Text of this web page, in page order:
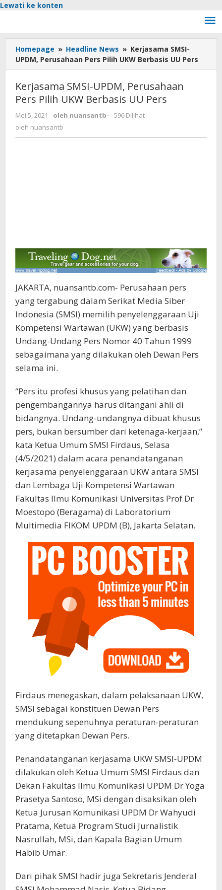
Lewati ke konten
Homepage » Headline News » Kerjasama SMSI-
UPDM, Perusahaan Pers Pilih UKW Berbasis UU Pers
Kerjasama SMSI-UPDM, Perusahaan
Pers Pilih UKW Berbasis UU Pers
Mei 5, 2021 oleh nuansantb-
596 Dilihat
oleh nuansantb
JAKARTA, nuansantb.com- Perusahaan pers
yang tergabung dalam Serikat Media Siber
Indonesia (SMSI) memilih penyelenggaraan Uji
Kompetensi Wartawan (UKW) yang berbasis
Undang-Undang Pers Nomor 40 Tahun 1999
sebagaimana yang dilakukan oleh Dewan Pers
selama ini.
“Pers itu profesi khusus yang pelatihan dan
pengembangannya harus ditangani ahli di
bidangnya. Undang-undangnya dibuat khusus
pers, bukan bersumber dari ketenaga-kerjaan,”
kata Ketua Umum SMSI Firdaus, Selasa
(4/5/2021) dalam acara penandatanganan
kerjasama penyelenggaraan UKW antara SMSI
dan Lembaga Uji Kompetensi Wartawan
Fakultas Ilmu Komunikasi Universitas Prof Dr
Moestopo (Beragama) di Laboratorium
Multimedia FIKOM UPDM (B), Jakarta Selatan.
Firdaus menegaskan, dalam pelaksanaan UKW,
SMSI sebagai konstituen Dewan Pers
mendukung sepenuhnya peraturan-peraturan
yang ditetapkan Dewan Pers.
Penandatanganan kerjasama UKW SMSI-UPDM
dilakukan oleh Ketua Umum SMSI Firdaus dan
Dekan Fakultas Ilmu Komunikasi UPDM Dr Yoga
Prasetya Santoso, MSi dengan disaksikan oleh
Ketua Jurusan Komunikasi UPDM Dr Wahyudi
Pratama, Ketua Program Studi Jurnalistik
Nasrullah, MSi, dan Kapala Bagian Umum
Habib Umar.
Dari pihak SMSI hadir juga Sekretaris Jenderal